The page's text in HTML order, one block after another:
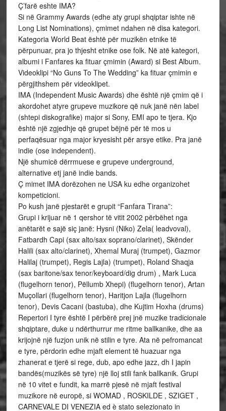
Ç’farë eshte IMA?
Si në Grammy Awards (edhe aty grupi shqiptar ishte në
Long List Nominations), çmimet ndahen në disa kategori.
Kategoria World Beat është për muzikën etnike të
përpunuar, pra jo thjesht etnike ose folk. Në atë kategori,
albumi i Fanfares ka fituar çmimin (Award) si Best Album.
Videoklipi “No Guns To The Wedding” ka fituar çmimin e
përgjithshem për videoklipet.
IMA (Independent Music Awards) dhe është një çmim që i
akordohet atyre grupeve muzikore që nuk janë nën label
(shtepi diskografike) major si Sony, EMI apo te tjera. Kjo
është një zgjedhje që grupet bëjnë për të mos u
perfaqësuar nga major kryesisht për arsye etike. Pra janë
indie (ose independent).
Një shumicë dërrmuese e grupeve underground,
alternative etj janë indie bands.
Ç mimet IMA dorëzohen ne USA ku edhe organizohet
kompeticioni.
Po kush janë pjestarët e grupit “Fanfara Tirana”:
Grupi i krijuar në 1 qershor të vitit 2002 përbëhet nga
anëtarët e sajë siç janë: Hysni (Niko) Zela( leadvoval),
Fatbardh Capi (sax alto/sax soprano/clarinet), Skënder
Halili (sax alto/clarinet), Xhemal Muraj (trumpet), Gazmor
Halilaj (trumpet), Regis Lajla) (trumpet), Roland Shaqja
(sax baritone/sax tenor/keyboard/dig drum) , Mark Luca
(flugelhorn tenor), Pëllumb Xhepi) (flugelhorn tenor), Artan
Muçollari (flugelhorn tenor), Haritjon Lajla (flugelhorn
tenor), Devis Cacani (bastuba), dhe Kujtim Hoxha (drums)
Repertori I tyre është I përbërë prej jnë muzike tradicionale
shqiptare, duke u ndërthurrur me ritme ballkanike, dhe aa
krijojnë një fuzjon unik në stilin e tyre. Ata në pefromancat
e tyre, përdorin edhe mjaft element të huazuar nga
zhanerat e tjerë si rege, dub, apo edhe jazz, dh I japin
bandës(muzikës së tyre) një lloj stili fank ballkanik. Grupi
në 10 vitet e fundit, ka marrë pjesë në mjaft festival
muzikore në europë, si WOMAD , ROSKILDE , SZIGET ,
CARNEVALE DI VENEZIA ed è stato selezionato in